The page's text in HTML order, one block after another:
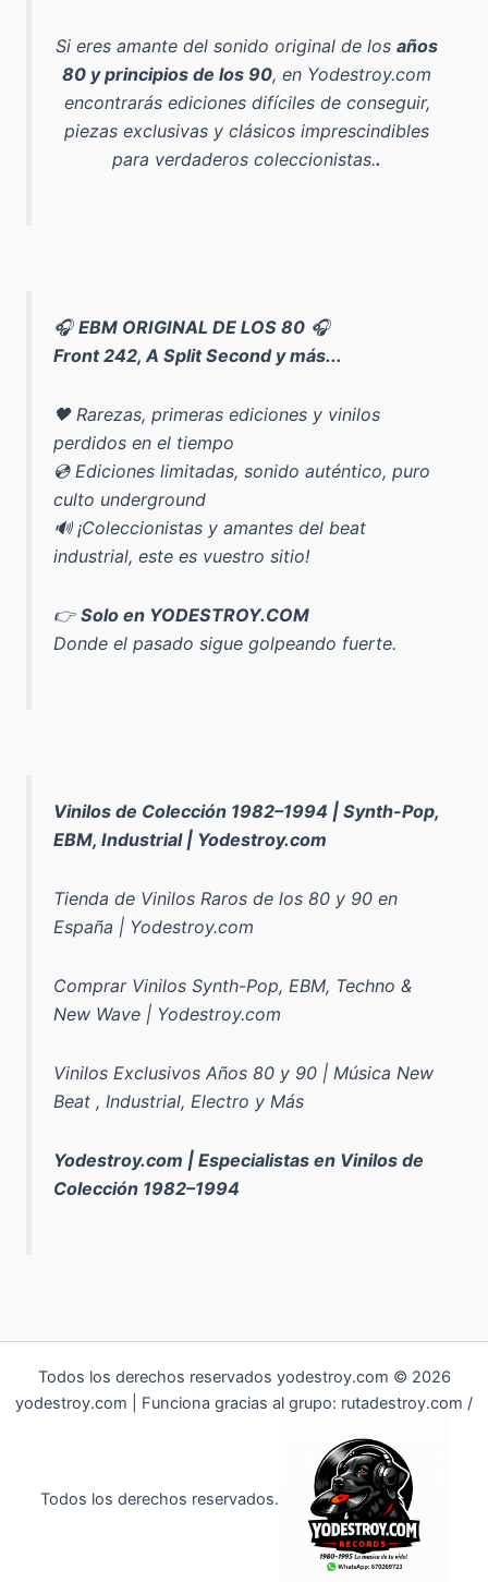
Si eres amante del sonido original de los años
80 y principios de los 90, en Yodestroy.com
encontrarás ediciones difíciles de conseguir,
piezas exclusivas y clásicos imprescindibles
para verdaderos coleccionistas..
🎧EBM ORIGINAL DE LOS 80 🎧
Front 242, A Split Second y más...
🖤 Rarezas, primeras ediciones y vinilos
perdidos en el tiempo
💿 Ediciones limitadas, sonido auténtico, puro
culto underground
🔊 ¡Coleccionistas y amantes del beat
industrial, este es vuestro sitio!
👉Solo en YODESTROY.COM
Donde el pasado sigue golpeando fuerte.
Vinilos de Colección 1982–1994 | Synth-Pop,
EBM, Industrial | Yodestroy.com
Tienda de Vinilos Raros de los 80 y 90 en
España | Yodestroy.com
Comprar Vinilos Synth-Pop, EBM, Techno &
New Wave | Yodestroy.com
Vinilos Exclusivos Años 80 y 90 | Música New
Beat , Industrial, Electro y Más
Yodestroy.com | Especialistas en Vinilos de
Colección 1982–1994
Todos los derechos reservados yodestroy.com © 2026
yodestroy.com | Funciona gracias al grupo: rutadestroy.com /
Todos los derechos reservados.